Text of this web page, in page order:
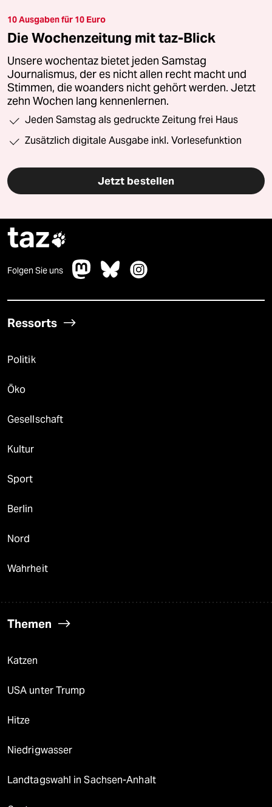
10 Ausgaben für 10 Euro
Die Wochenzeitung mit taz-Blick
Unsere wochentaz bietet jeden Samstag
Journalismus, der es nicht allen recht macht und
Stimmen, die woanders nicht gehört werden. Jetzt
zehn Wochen lang kennenlernen.
Jeden Samstag als gedruckte Zeitung frei Haus
Zusätzlich digitale Ausgabe inkl. Vorlesefunktion
Jetzt bestellen
taz
Folgen Sie uns
Ressorts
Politik
Öko
Gesellschaft
Kultur
Sport
Berlin
Nord
Wahrheit
Themen
Katzen
USA unter Trump
Hitze
Niedrigwasser
Landtagswahl in Sachsen-Anhalt